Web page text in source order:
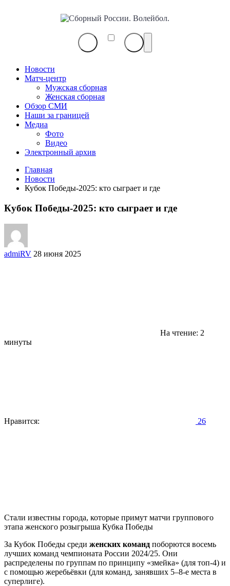
Сборный
Волейбол.
Новости
Матч-центр
Мужская сборная
Женская сборная
Обзор СМИ
Наши за границей
Медиа
Фото
Видео
Электронный архив
Главная
Новости
Кубок Победы-2025: кто сыграет и где
Кубок Победы-2025: кто сыграет и где
admiRV 28 июня 2025
На чтение: 2
минуты
Нравится: 26
Стали известны города, которые примут матчи группового
этапа женского розыгрыша Кубка Победы
За Кубок Победы среди женских команд поборются восемь
лучших команд чемпионата России 2024/25. Они
распределены по группам по принципу «змейка» (для топ-4) и
с помощью жеребьёвки (для команд, занявших 5–8-е места в
суперлиге).